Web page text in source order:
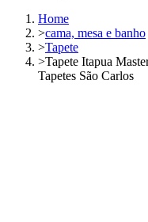
Home
>cama, mesa e banho
>Tapete
>Tapete Itapua
Tapetes São Carlos